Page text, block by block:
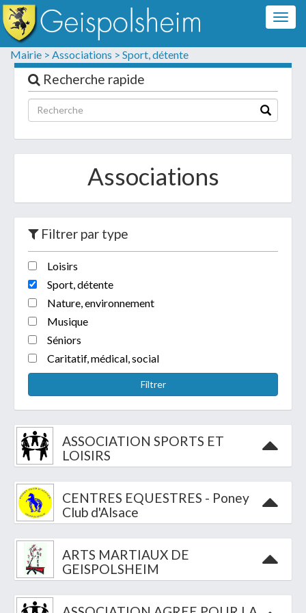
Mairie > Associations > Sport, détente
Recherche rapide
Associations
Filtrer par type
Loisirs
Sport, détente
Nature, environnement
Musique
Séniors
Caritatif, médical, social
Filtrer
ASSOCIATION SPORTS ET
LOISIRS
Président(e) :
CENTRES EQUESTRES - Poney
Club d'Alsace
ARTS MARTIAUX DE
GEISPOLSHEIM
Formulaire de contact
Les champs suivis d'un * sont obligatoires
Informations personnelles
Votre demande :
Télécharger votre fichier
Uniquement PDF (.pdf), JPEG (.jpeg / .jpg) ou
document WORD (.doc, .docx)
que mes données personnelles soient traitées par la
Mairie de Geispolsheim.